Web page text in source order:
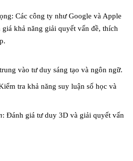
: Các công ty như Google và Apple
giá khả năng giải quyết vấn đề, thích
vào tư duy sáng tạo và ngôn ngữ.
tra khả năng suy luận số học và
: Đánh giá tư duy 3D và giải quyết vấn